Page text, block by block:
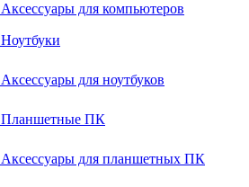
Аксессуары для компьютеров
Ноутбуки
Аксессуары для ноутбуков
Планшетные ПК
Аксессуары для планшетных ПК